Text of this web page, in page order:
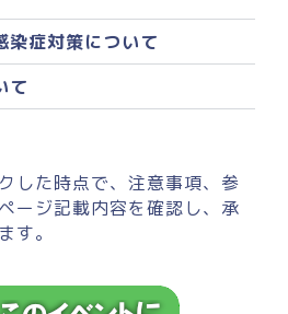
染症対策について
て
した時点で、注意事項、参
ージ記載内容を確認し、承
す。